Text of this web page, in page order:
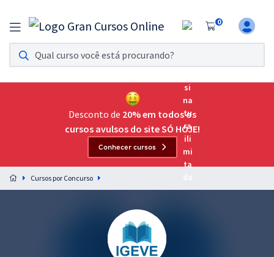
0
Assinatura Ilimitada 11
Acesso a todos os cursos. Teste grátis por 7 dias!
Assinatura OAB Até Passar
Acesso ilimitado a toda preparação para o Exame da
Preparação completa e intensiva para as principais
residências em saúde do Brasil
Desconto de 20% em todos os
cursos avulsos do site SÓ HOJE!
Conhecer cursos
Cursos por Concurso